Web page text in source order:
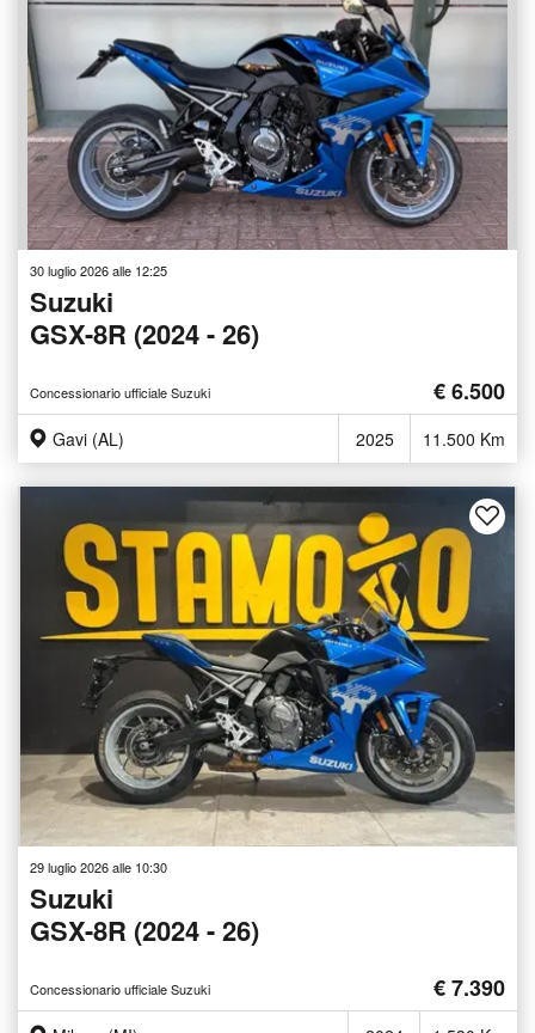
30 luglio 2026 alle 12:25
Suzuki
GSX-8R (2024 - 26)
Concessionario ufficiale Suzuki € 6.500
Gavi (AL) 2025 11.500 Km
29 luglio 2026 alle 10:30
Suzuki
GSX-8R (2024 - 26)
Concessionario ufficiale Suzuki € 7.390